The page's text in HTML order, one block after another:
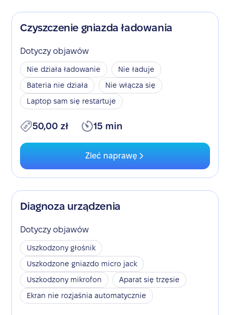
Czyszczenie gniazda ładowania
Dotyczy objawów
Nie działa ładowanie
Nie ładuje
Bateria nie działa
Nie włącza się
Laptop sam się restartuje
50,00 zł 15 min
Zleć naprawę
Diagnoza urządzenia
Dotyczy objawów
Uszkodzony głośnik
Uszkodzone gniazdo micro jack
Uszkodzony mikrofon
Aparat się trzęsie
Ekran nie rozjaśnia automatycznie